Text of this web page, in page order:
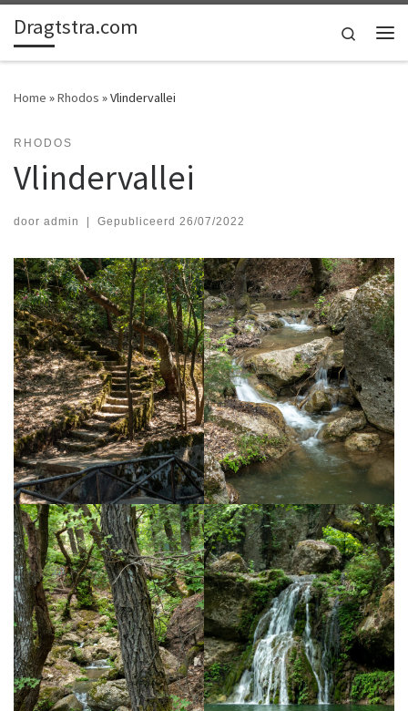
Ga naar inhoud
Dragtstra.com
Search
Home »Rhodos »Vlindervallei
RHODOS
Vlindervallei
door admin | Gepubliceerd 26/07/2022